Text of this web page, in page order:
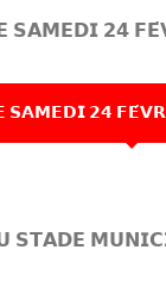
𝟮𝟰
𝟮𝟰